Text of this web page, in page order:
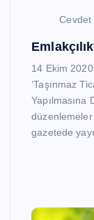
Cevdet
14 Ekim
‘Taşınmaz
Yapılmasına
gazetede